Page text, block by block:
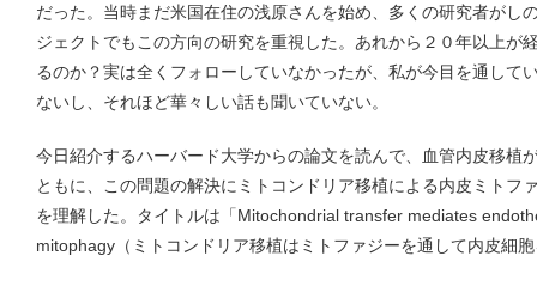
だった。当時まだ米国在住の浅原さんを始め、多くの研究者がし
ジェクトでもこの方向の研究を重視した。あれから２０年以上が
るのか？実は全くフォローしていなかったが、私が今目を通して
ないし、それほど華々しい話も聞いていない。
今日紹介するハーバード大学からの論文を読んで、血管内皮移植
ともに、この問題の解決にミトコンドリア移植による内皮ミトフ
を理解した。タイトルは「Mitochondrial transfer mediates
mitophagy（ミトコンドリア移植はミトファジーを通して内皮細